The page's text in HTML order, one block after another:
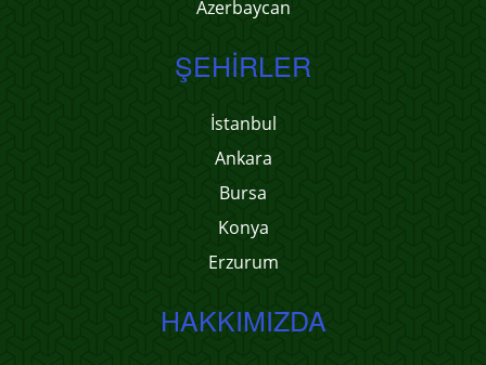
Azerbaycan
ŞEHIRLER
İstanbul
Ankara
Bursa
Konya
Erzurum
HAKKIMIZDA